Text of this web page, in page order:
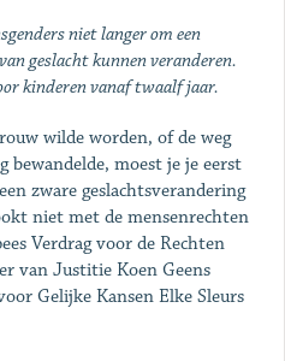
niet langer om een
geslacht kunnen veranderen.
kinderen vanaf twaalf jaar.
wilde worden, of de weg
bewandelde, moest je je eerst
zware geslachtsverandering
niet met de mensenrechten
Verdrag voor de Rechten
van Justitie Koen Geens
Gelijke Kansen Elke Sleurs